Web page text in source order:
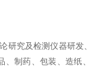
研究及检测仪器研
制药、包装、造纸